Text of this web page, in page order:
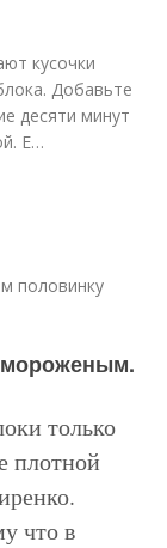
кусочки
Добавьте
десяти минут
Е…
половинку
мороженым.
только
плотной
что в